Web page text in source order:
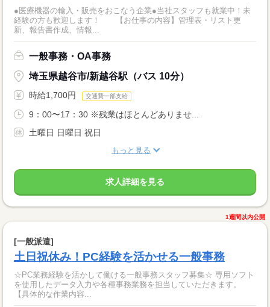
●医療機器の輸入・販売をおこなう企業●当社スタッフも就業中！未
経験の方も歓迎します！ 【お仕事の内容】管理表・リスト更
新、報告書作成、情報...
一般事務・OA事務
埼玉県越谷市/新越谷駅（バス 10分）
時給1,700円 交通費一部支給
9：00〜17：30 ※残業はほとんどありませ...
土曜日 日曜日 祝日
もっと見る
求人詳細を見る
1週間以内公開
[一般派遣]
土日祝休み！PC経験を活かせる一般事務
☆PC業務経験を活かして働ける一般事務スタッフ募集☆ 専用ソフト
を使用したデータ入力や各種事務業務を担当していただきます。
【具体的な作業内容...